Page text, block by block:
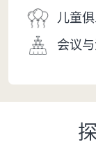
儿童
会议